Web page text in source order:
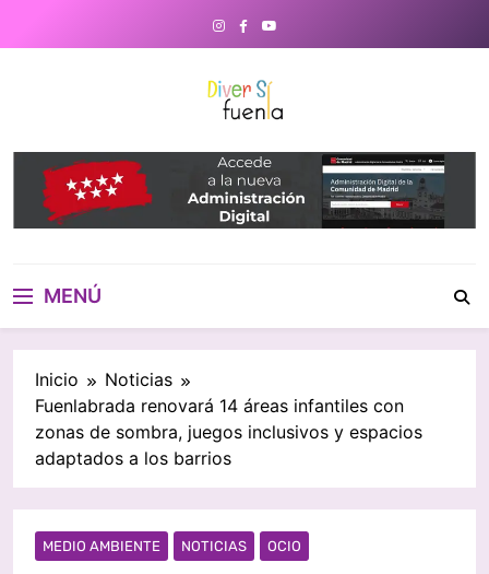
DiverSiFuenla
Diversifuenla – Tu medio digital
de referencia en Fuenlabrada.
Noticias, eventos culturales,
gastronomía y un directorio de
MENÚ
Inicio
Noticias
Fuenlabrada renovará 14 áreas infantiles con
zonas de sombra, juegos inclusivos y espacios
adaptados a los barrios
MEDIO AMBIENTE NOTICIAS OCIO